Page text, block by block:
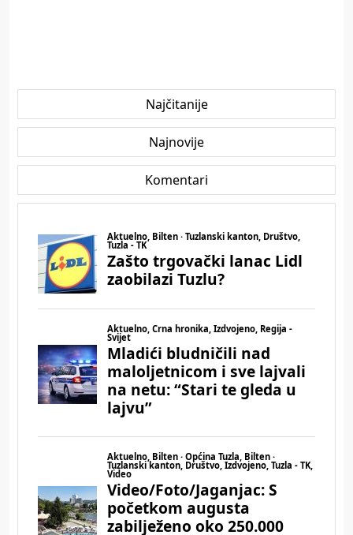
Najčitanije
Najnovije
Komentari